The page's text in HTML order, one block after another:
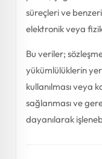
süreçleri ve
elektronik veya
Bu veriler;
yükümlülüklerin
kullanılması veya
sağlanması ve
dayanılarak